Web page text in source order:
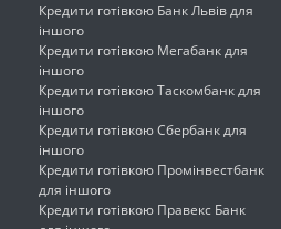
Кредити готівкою Банк Львів для
іншого
Кредити готівкою Мегабанк для
іншого
Кредити готівкою Таскомбанк для
іншого
Кредити готівкою Сбербанк для
іншого
Кредити готівкою Промінвестбанк
для іншого
Кредити готівкою Правекс Банк